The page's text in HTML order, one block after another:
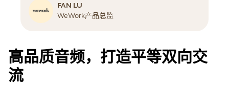
FAN LU
WeWork产品总监
高品质音频，打造平等双向交
流